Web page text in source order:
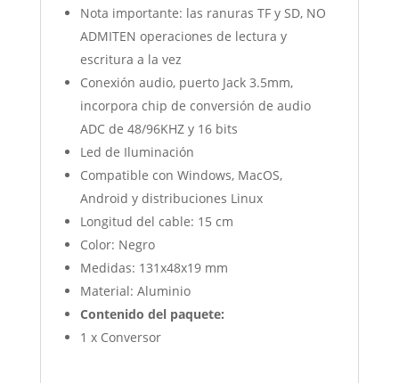
Nota importante: las ranuras TF y SD, NO
ADMITEN operaciones de lectura y
escritura a la vez
Conexión audio, puerto Jack 3.5mm,
incorpora chip de conversión de audio
ADC de 48/96KHZ y 16 bits
Led de Iluminación
Compatible con Windows, MacOS,
Android y distribuciones Linux
Longitud del cable: 15 cm
Color: Negro
Medidas: 131x48x19 mm
Material: Aluminio
Contenido del paquete:
1 x Conversor